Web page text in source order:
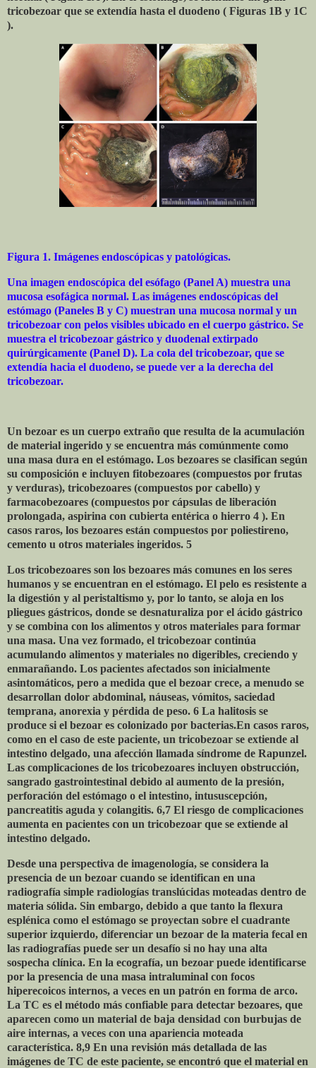
tricobezoar que se extendía hasta el duodeno ( Figuras 1B y 1C
).
Figura 1. Imágenes endoscópicas y patológicas.
Una imagen endoscópica del esófago (Panel A) muestra una
mucosa esofágica normal. Las imágenes endoscópicas del
estómago (Paneles B y C) muestran una mucosa normal y un
tricobezoar con pelos visibles ubicado en el cuerpo gástrico. Se
muestra el tricobezoar gástrico y duodenal extirpado
quirúrgicamente (Panel D). La cola del tricobezoar, que se
extendía hacia el duodeno, se puede ver a la derecha del
tricobezoar.
Un bezoar es un cuerpo extraño que resulta de la acumulación
de material ingerido y se encuentra más comúnmente como
una masa dura en el estómago. Los bezoares se clasifican según
su composición e incluyen fitobezoares (compuestos por frutas
y verduras), tricobezoares (compuestos por cabello) y
farmacobezoares (compuestos por cápsulas de liberación
prolongada, aspirina con cubierta entérica o hierro 4 ). En
casos raros, los bezoares están compuestos por poliestireno,
cemento u otros materiales ingeridos. 5
Los tricobezoares son los bezoares más comunes en los seres
humanos y se encuentran en el estómago. El pelo es resistente a
la digestión y al peristaltismo y, por lo tanto, se aloja en los
pliegues gástricos, donde se desnaturaliza por el ácido gástrico
y se combina con los alimentos y otros materiales para formar
una masa. Una vez formado, el tricobezoar continúa
acumulando alimentos y materiales no digeribles, creciendo y
enmarañando. Los pacientes afectados son inicialmente
asintomáticos, pero a medida que el bezoar crece, a menudo se
desarrollan dolor abdominal, náuseas, vómitos, saciedad
temprana, anorexia y pérdida de peso. 6 La halitosis se
produce si el bezoar es colonizado por bacterias.En casos raros,
como en el caso de este paciente, un tricobezoar se extiende al
intestino delgado, una afección llamada síndrome de Rapunzel.
Las complicaciones de los tricobezoares incluyen obstrucción,
sangrado gastrointestinal debido al aumento de la presión,
perforación del estómago o el intestino, intususcepción,
pancreatitis aguda y colangitis. 6,7 El riesgo de complicaciones
aumenta en pacientes con un tricobezoar que se extiende al
intestino delgado.
Desde una perspectiva de imagenología, se considera la
presencia de un bezoar cuando se identifican en una
radiografía simple radiologías translúcidas moteadas dentro de
materia sólida. Sin embargo, debido a que tanto la flexura
esplénica como el estómago se proyectan sobre el cuadrante
superior izquierdo, diferenciar un bezoar de la materia fecal en
las radiografías puede ser un desafío si no hay una alta
sospecha clínica. En la ecografía, un bezoar puede identificarse
por la presencia de una masa intraluminal con focos
hiperecoicos internos, a veces en un patrón en forma de arco.
La TC es el método más confiable para detectar bezoares, que
aparecen como un material de baja densidad con burbujas de
aire internas, a veces con una apariencia moteada
característica. 8,9 En una revisión más detallada de las
imágenes de TC de este paciente, se encontró que el material en